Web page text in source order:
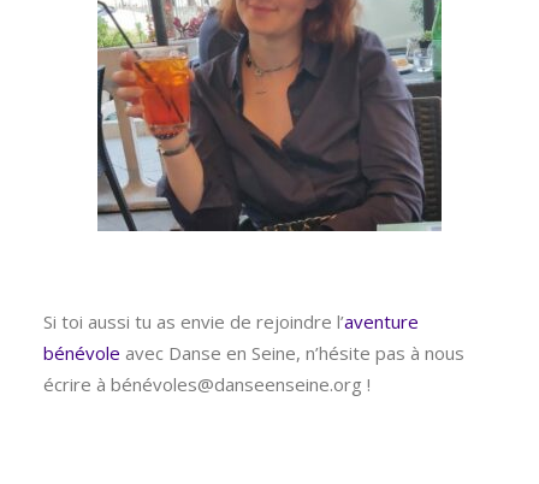
Si toi aussi tu as envie de rejoindre l’aventure
bénévole avec Danse en Seine, n’hésite pas à nous
écrire à bénévoles@danseenseine.org !